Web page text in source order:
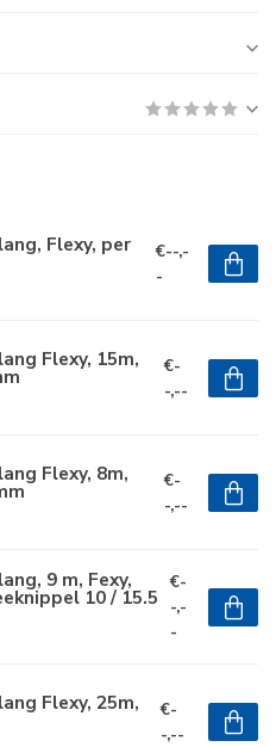
Flexy, per
€--,-
-
Flexy, 15m,
€-
-,--
Flexy, 8m,
€-
-,--
9 m, Fexy,
10 / 15.5
€-
-,-
-
Flexy, 25m,
€-
-,--